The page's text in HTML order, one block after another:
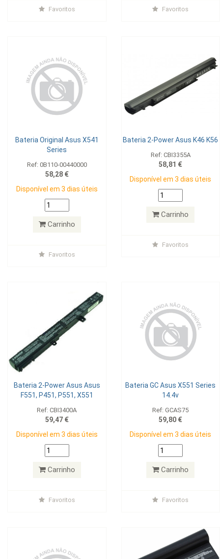
Favoritos Favoritos
Bateria Original Asus X541
Series
Ref: 0B110-00440000
58,28 €
Disponível em 3 dias úteis
Carrinho
Favoritos
Bateria 2-Power Asus K46 K56
Ref: CBI3355A
58,81 €
Disponível em 3 dias úteis
Carrinho
Favoritos
Bateria 2-Power Asus Asus
F551, P451, P551, X551
Ref: CBI3400A
59,47 €
Disponível em 3 dias úteis
Carrinho
Favoritos
Bateria GC Asus X551 Series
14.4v
Ref: GCAS75
59,80 €
Disponível em 3 dias úteis
Carrinho
Favoritos